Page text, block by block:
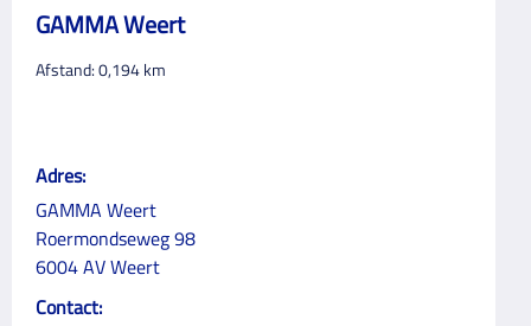
GAMMA Weert
Afstand:0,194km
Adres:
GAMMA Weert
Roermondseweg 98
6004 AV Weert
Contact: